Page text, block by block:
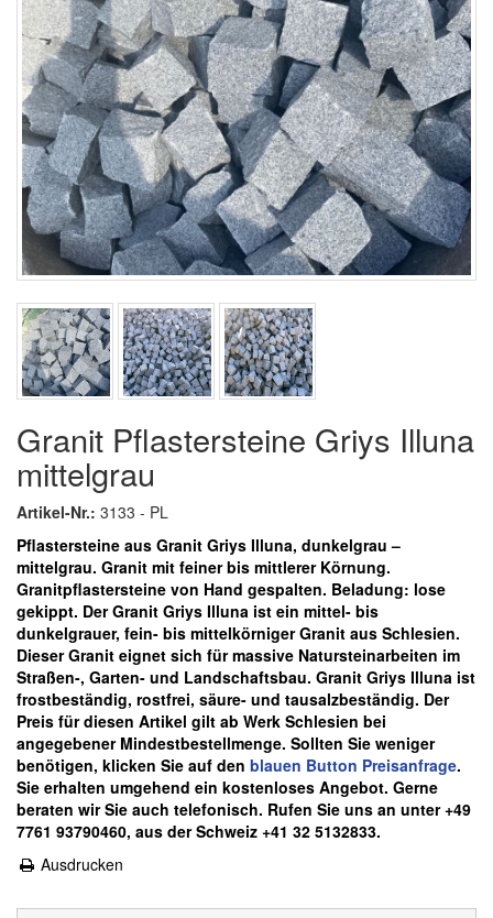
Granit Pflastersteine Griys Illuna
mittelgrau
Artikel-Nr.: 3133 - PL
Pflastersteine aus Granit Griys Illuna, dunkelgrau –
mittelgrau. Granit mit feiner bis mittlerer Körnung.
Granitpflastersteine von Hand gespalten. Beladung: lose
gekippt. Der Granit Griys Illuna ist ein mittel- bis
dunkelgrauer, fein- bis mittelkörniger Granit aus Schlesien.
Dieser Granit eignet sich für massive Natursteinarbeiten im
Straßen-, Garten- und Landschaftsbau. Granit Griys Illuna ist
frostbeständig, rostfrei, säure- und tausalzbeständig. Der
Preis für diesen Artikel gilt ab Werk Schlesien bei
angegebener Mindestbestellmenge. Sollten Sie weniger
benötigen, klicken Sie auf den blauen Button Preisanfrage.
Sie erhalten umgehend ein kostenloses Angebot. Gerne
beraten wir Sie auch telefonisch. Rufen Sie uns an unter +49
7761 93790460, aus der Schweiz +41 32 5132833.
Ausdrucken